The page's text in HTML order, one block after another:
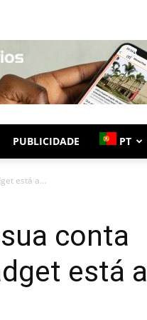
PUBLICIDADE PT
está a...
conta
está a